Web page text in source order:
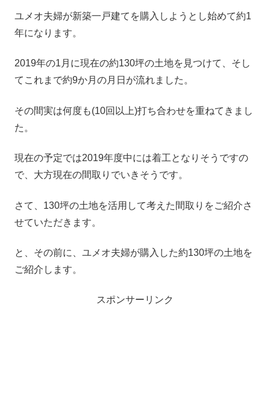
ユメオ夫婦が新築一戸建てを購入しようとし始めて約1
年になります。
2019年の1月に現在の約130坪の土地を見つけて、そし
てこれまで約9か月の月日が流れました。
その間実は何度も(10回以上)打ち合わせを重ねてきまし
た。
現在の予定では2019年度中には着工となりそうですの
で、大方現在の間取りでいきそうです。
さて、130坪の土地を活用して考えた間取りをご紹介さ
せていただきます。
と、その前に、ユメオ夫婦が購入した約130坪の土地を
ご紹介します。
スポンサーリンク